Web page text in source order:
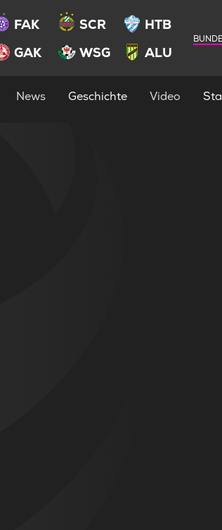
FAK SCR
HTB
GAK WSG ALU
News Geschichte Video